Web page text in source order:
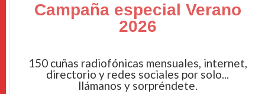
Campaña especial Verano
2026
150 cuñas radiofónicas mensuales, internet,
directorio y redes sociales por solo...
llámanos y sorpréndete.